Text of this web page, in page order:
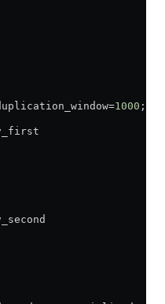
=1000 ;